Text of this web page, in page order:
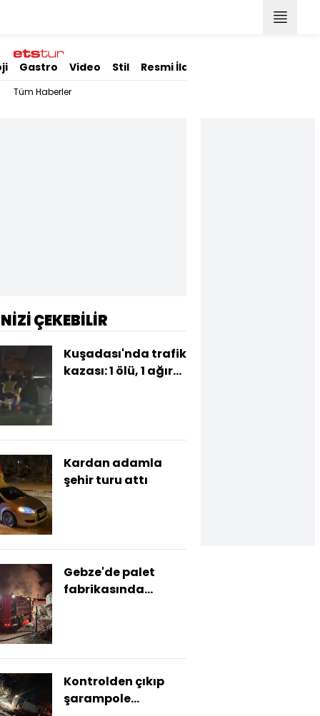
Gastro Video Stil Resmi İlanlar
Tüm Haberler
ÇEKEBİLİR
Kuşadası'nda trafik
kazası: 1 ölü, 1 ağır
Kardan adamla
şehir turu attı
Gebze'de palet
fabrikasında
Kontrolden çıkıp
şarampole